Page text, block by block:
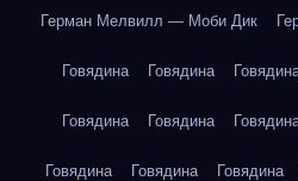
Герман Мелвилл — Моби Дик
Говядина Говядина
Говядина Говядина
Говядина Говядина Говядина